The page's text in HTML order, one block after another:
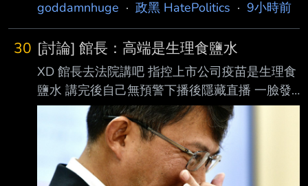
goddamnhuge · 政黑 HatePolitics · 9小時前
30 [討論] 館長：高端是生理食鹽水
XD 館長去法院講吧 指控上市公司疫苗是生理食
鹽水 講完後自己無預警下播後隱藏直播 一臉發
現講了不該說的狗樣 土城三兄弟 又更進一步
https://youtu.be/k7g11ml5yno?
si=bw1Eapgq19HmYr8i --